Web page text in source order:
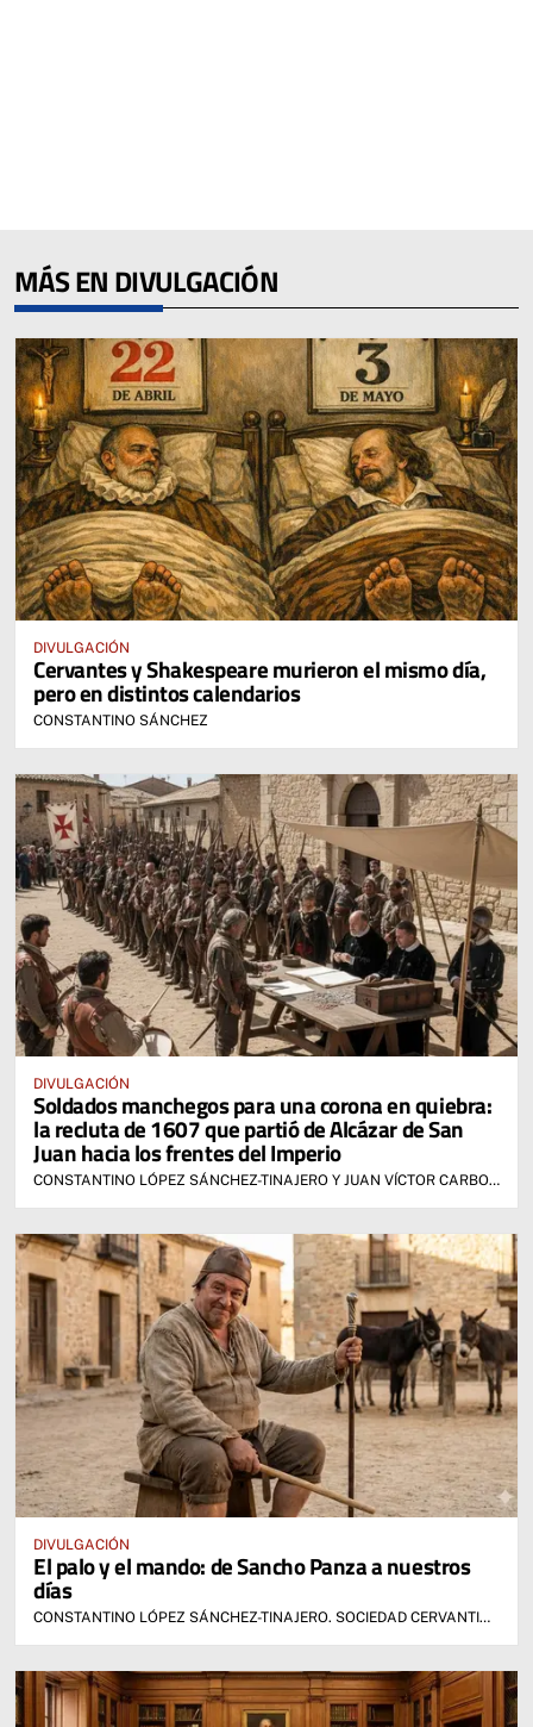
MÁS EN DIVULGACIÓN
DIVULGACIÓN
Cervantes y Shakespeare murieron el mismo día,
pero en distintos calendarios
CONSTANTINO SÁNCHEZ
DIVULGACIÓN
Soldados manchegos para una corona en quiebra:
la recluta de 1607 que partió de Alcázar de San
Juan hacia los frentes del Imperio
CONSTANTINO LÓPEZ SÁNCHEZ-TINAJERO Y JUAN VÍCTOR CARBONERAS COBA
DIVULGACIÓN
El palo y el mando: de Sancho Panza a nuestros
días
CONSTANTINO LÓPEZ SÁNCHEZ-TINAJERO. SOCIEDAD CERVANTINA DE ALCÁZAR DE SAN JUAN